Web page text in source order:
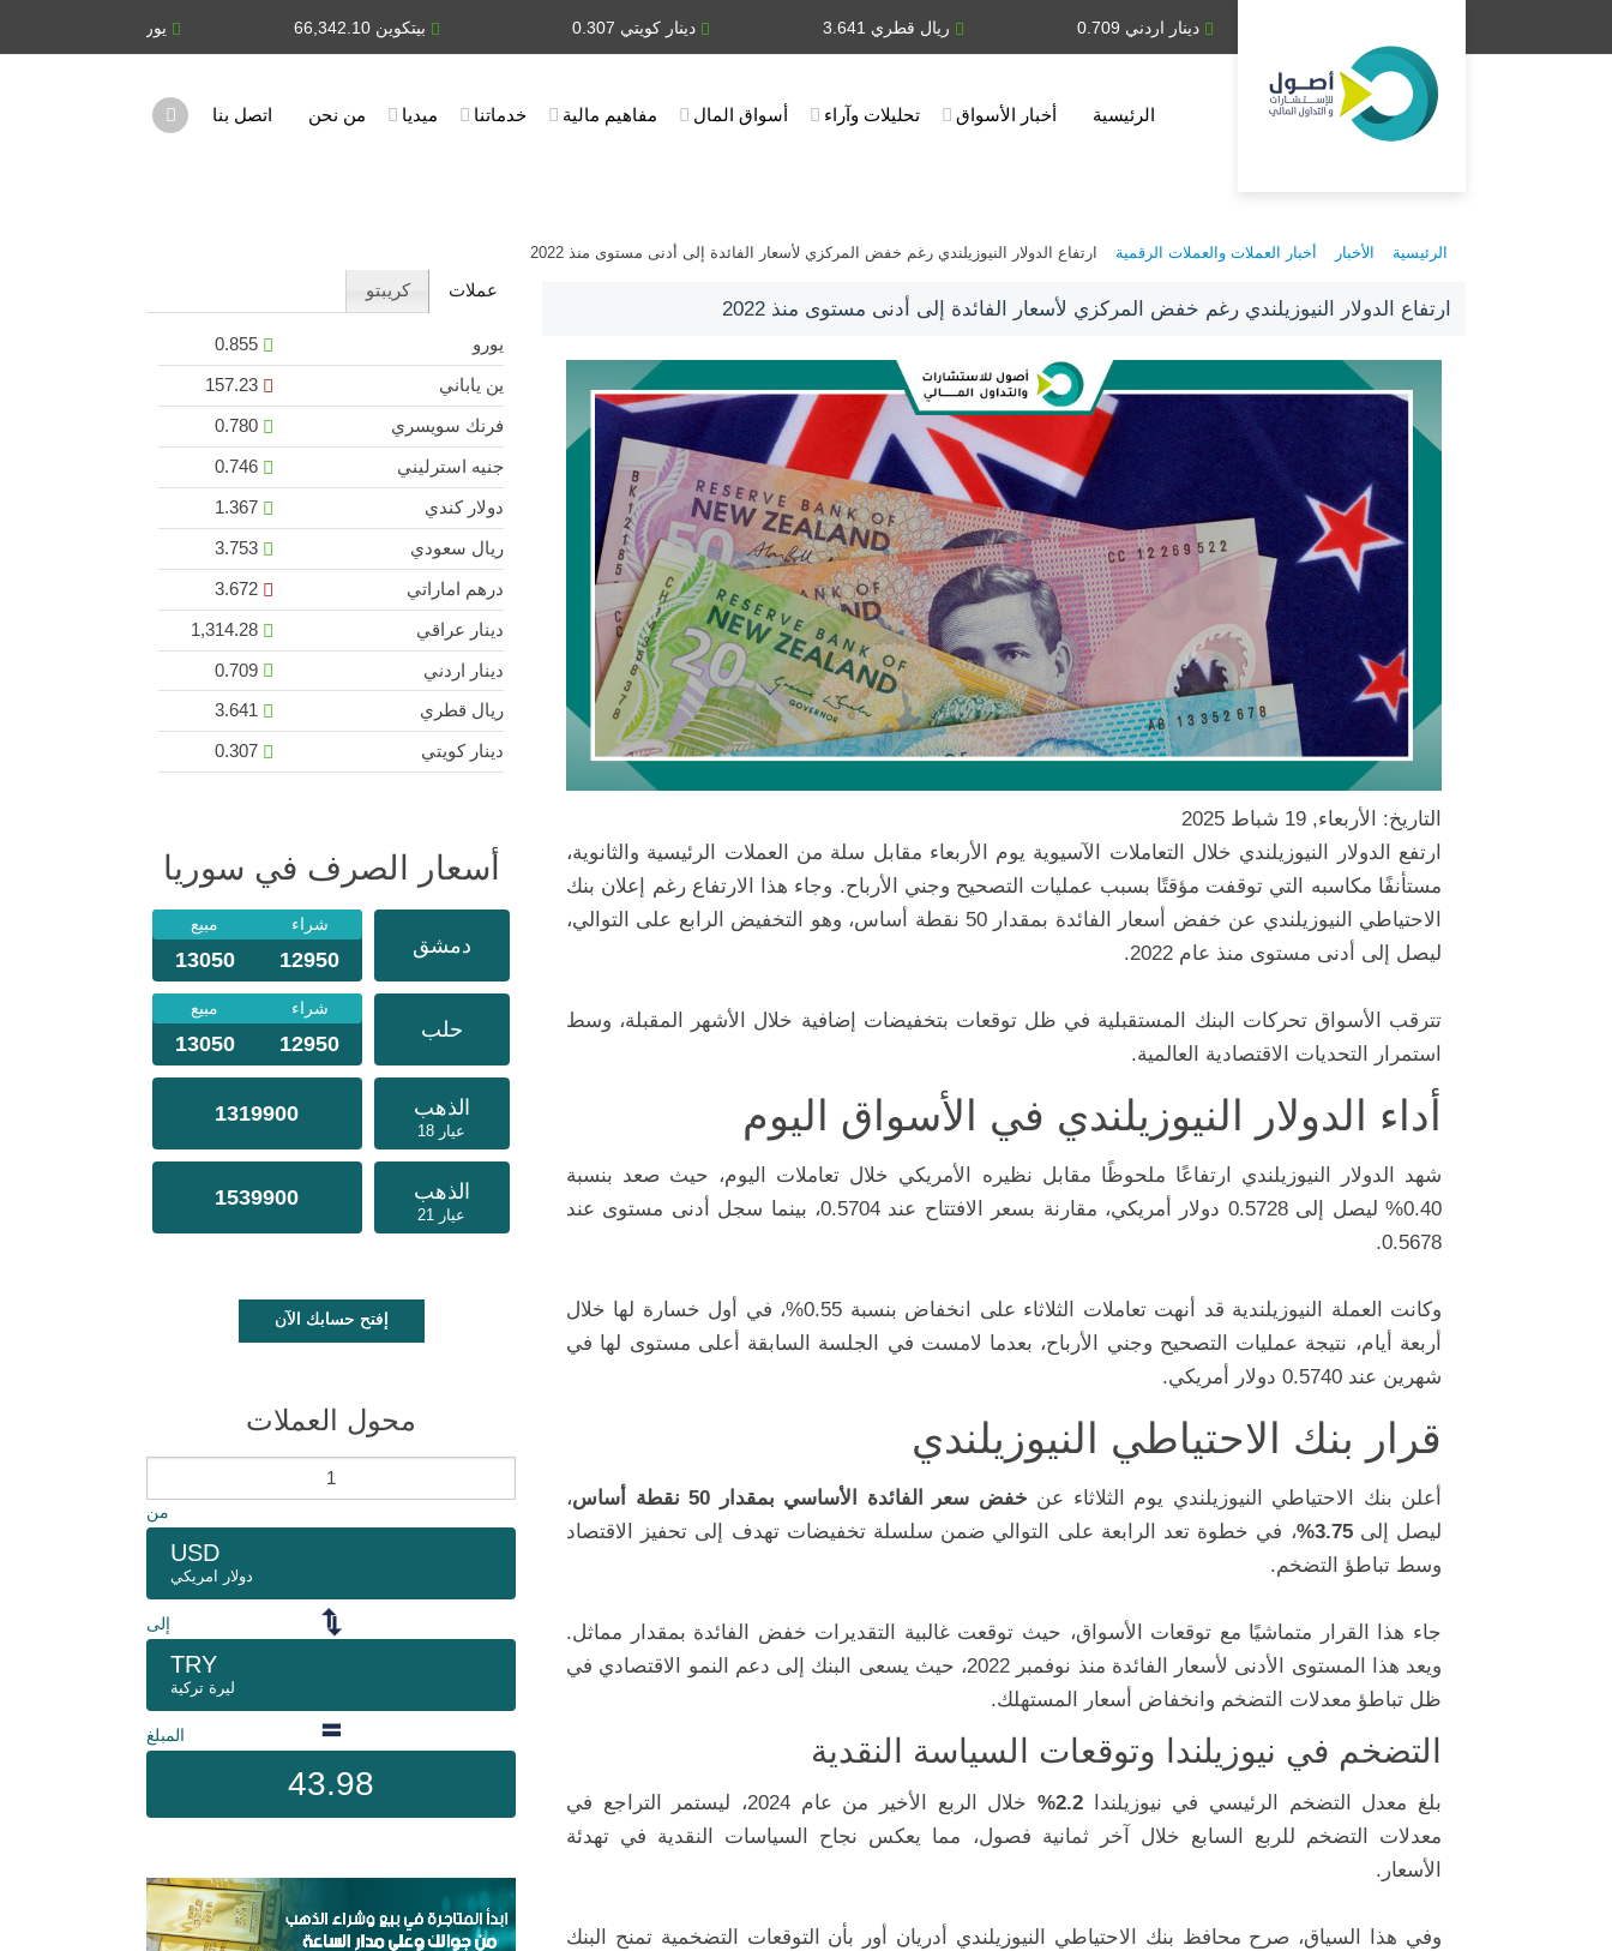
بيتكوين 66,342.10 دينار اردني 0.709 ريال قطري 3.641 دينار كويتي 0.307
الرئيسية أخبار الأسواق تحليلات وآراء أسواق المال مفاهيم مالية خدماتنا ميديا من نحن اتصل بنا
الرئيسية الأخبار أخبار العملات والعملات الرقمية ارتفاع الدولار النيوزيلندي رغم خفض المركزي لأسعار الفائدة إلى أدنى مستوى منذ 2022
ارتفاع الدولار النيوزيلندي رغم خفض المركزي لأسعار الفائدة إلى أدنى مستوى منذ 2022
التاريخ: الأربعاء, 19 شباط 2025
ارتفع الدولار النيوزيلندي خلال التعاملات الآسيوية يوم الأربعاء مقابل سلة من العملات الرئيسية والثانوية،
مستأنفًا مكاسبه التي توقفت مؤقتًا بسبب عمليات التصحيح وجني الأرباح. وجاء هذا الارتفاع رغم إعلان بنك
الاحتياطي النيوزيلندي عن خفض أسعار الفائدة بمقدار 50 نقطة أساس، وهو التخفيض الرابع على التوالي،
ليصل إلى أدنى مستوى منذ عام 2022.
تترقب الأسواق تحركات البنك المستقبلية في ظل توقعات بتخفيضات إضافية خلال الأشهر المقبلة، وسط
استمرار التحديات الاقتصادية العالمية.
أداء الدولار النيوزيلندي في الأسواق اليوم
شهد الدولار النيوزيلندي ارتفاعًا ملحوظًا مقابل نظيره الأمريكي خلال تعاملات اليوم، حيث صعد بنسبة
0.40% ليصل إلى 0.5728 دولار أمريكي، مقارنة بسعر الافتتاح عند 0.5704، بينما سجل أدنى مستوى عند
0.5678.
وكانت العملة النيوزيلندية قد أنهت تعاملات الثلاثاء على انخفاض بنسبة 0.55%، في أول خسارة لها خلال
أربعة أيام، نتيجة عمليات التصحيح وجني الأرباح، بعدما لامست في الجلسة السابقة أعلى مستوى لها في
شهرين عند 0.5740 دولار أمريكي.
قرار بنك الاحتياطي النيوزيلندي
أعلن بنك الاحتياطي النيوزيلندي يوم الثلاثاء عن خفض سعر الفائدة الأساسي بمقدار 50 نقطة أساس
،
ليصل إلى3.75%
، في خطوة تعد الرابعة على التوالي ضمن سلسلة تخفيضات تهدف إلى تحفيز الاقتصاد
وسط تباطؤ التضخم.
جاء هذا القرار متماشيًا مع توقعات الأسواق، حيث توقعت غالبية التقديرات خفض الفائدة بمقدار مماثل.
ويعد هذا المستوى الأدنى لأسعار الفائدة منذ نوفمبر 2022، حيث يسعى البنك إلى دعم النمو الاقتصادي في
ظل تباطؤ معدلات التضخم وانخفاض أسعار المستهلك.
التضخم في نيوزيلندا وتوقعات السياسة النقدية
بلغ معدل التضخم الرئيسي في نيوزيلندا 2.2%
خلال الربع الأخير من عام 2024، ليستمر التراجع في
معدلات التضخم للربع السابع خلال آخر ثمانية فصول، مما يعكس نجاح السياسات النقدية في تهدئة
الأسعار.
وفي هذا السياق، صرح محافظ بنك الاحتياطي النيوزيلندي أدريان أور بأن التوقعات التضخمية تمنح البنك
عملات كريبتو
يورو
ين ياباني
فرنك سويسري
جنيه استرليني
دولار كندي
ريال سعودي
درهم اماراتي
دينار عراقي
دينار اردني
ريال قطري
دينار كويتي
أسعار الصرف في سوريا
دمشق
شراء مبيع
12950
13050
حلب
شراء مبيع
12950
13050
الذهب
عيار 18
1319900
الذهب
عيار 21
1539900
إفتح حسابك الآن
محول العملات
من
USD
دولار امريكي
إلى
TRY
ليرة تركية
المبلغ
43.98